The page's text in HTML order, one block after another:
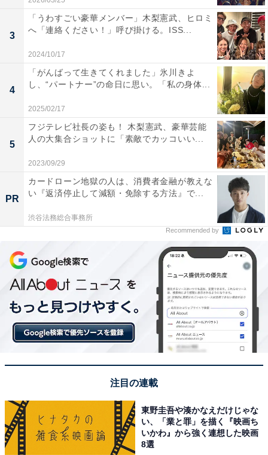
3
「うわすごい豪華メンバー」木梨憲武、ヒロミ
へ「連絡ください！」呼び掛ける。ISS...
2024/10/17
4
「がんばって生きてくれました」氷川きよ
し、“パートナー”の命日に思い。「私の身体...
2025/02/17
5
フジテレビ社長の姿も！ 木梨憲武、豪華芸能
人の大集合ショットに「素敵でカッコいい...
2023/09/29
PR
カードローン地獄の人は、消費者金融が教えな
い『返済停止して減額・免除する方法』で...
渋谷法務総合事務所
Recommended by
注目の連載
東野圭吾や湊かなえだけじゃな
い、「業と罪」を描く『映画ち
いかわ』から強く連想した映画
8選